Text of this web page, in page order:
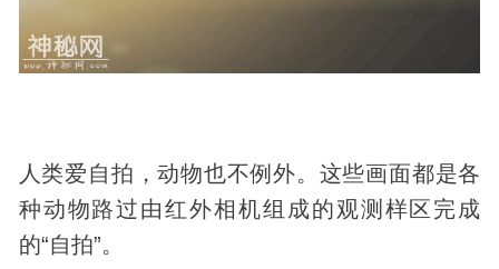
人类爱自拍，动物也不例外。这些画面都是各
种动物路过由红外相机组成的观测样区完成
的“自拍”。